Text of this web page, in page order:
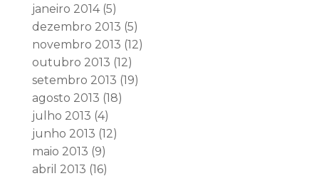
janeiro 2014(5)
dezembro 2013 (5)
novembro 2013 (12)
outubro 2013 (12)
setembro 2013 (19)
agosto 2013 (18)
julho 2013 (4)
junho 2013 (12)
maio 2013 (9)
abril 2013 (16)